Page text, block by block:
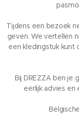
Tijdens een bezoek
geven. We vertellen
een kledingstuk kunt
Bij DREZZA ben je
eerlijk advies en